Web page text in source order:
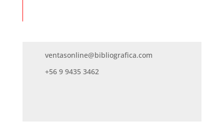
ventasonline@bibliografica.com
+56 9 9435 3462